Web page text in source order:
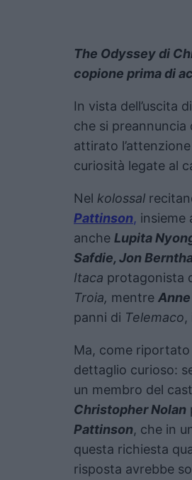
The Odyssey di
copione prima di
In vista dell’uscita di
che si preannuncia
attirato
curiosità legate al
Nel kolossal
Pattinson, insieme
anche Lupita
Safdie, Jon
Itaca protagonista
Troia, mentre
panni di Telemaco,
Ma, come riportato
dettaglio curioso:
un membro del
Christopher Nolan
Pattinson, che in
questa richiesta
risposta avrebbe